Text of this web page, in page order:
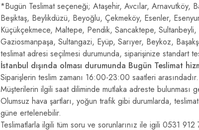
*Bugün Teslimat seçeneği; Ataşehir, Avcılar, Arnavutköy,
Beşiktaş, Beylikdüzü, Beyoğlu, Çekmeköy, Esenler,
Küçükçekmece, Maltepe, Pendik, Sancaktepe,
Gaziosmanpaşa, Sultangazi, Eyüp, Sarıyer, Beykoz,
teslimat adresi seçilmesi durumunda, siparişinize standart
İstanbul dışında olması durumunda Bugün Teslimat
Siparişlerin teslim zamanı 16:00-23:00 saatleri arasındadır.
Müşterilerin ilgili saat diliminde mutlaka adreste bulunması
Olumsuz hava şartları, yoğun trafik gibi durumlarda,
güne ertelenebilir.
Teslimatlarla ilgili tüm soru ve sorunlarınız ile igili 0531